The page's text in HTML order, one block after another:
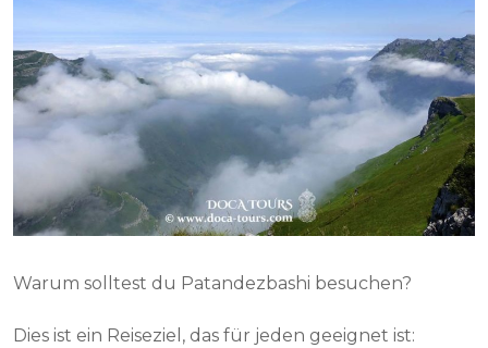
Warum solltest du Patandezbashi besuchen?
Dies ist ein Reiseziel, das für jeden geeignet ist: